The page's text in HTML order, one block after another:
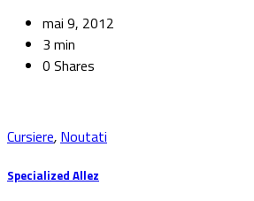
mai 9, 2012
3 min
0 Shares
Cursiere, Noutati
Specialized Allez